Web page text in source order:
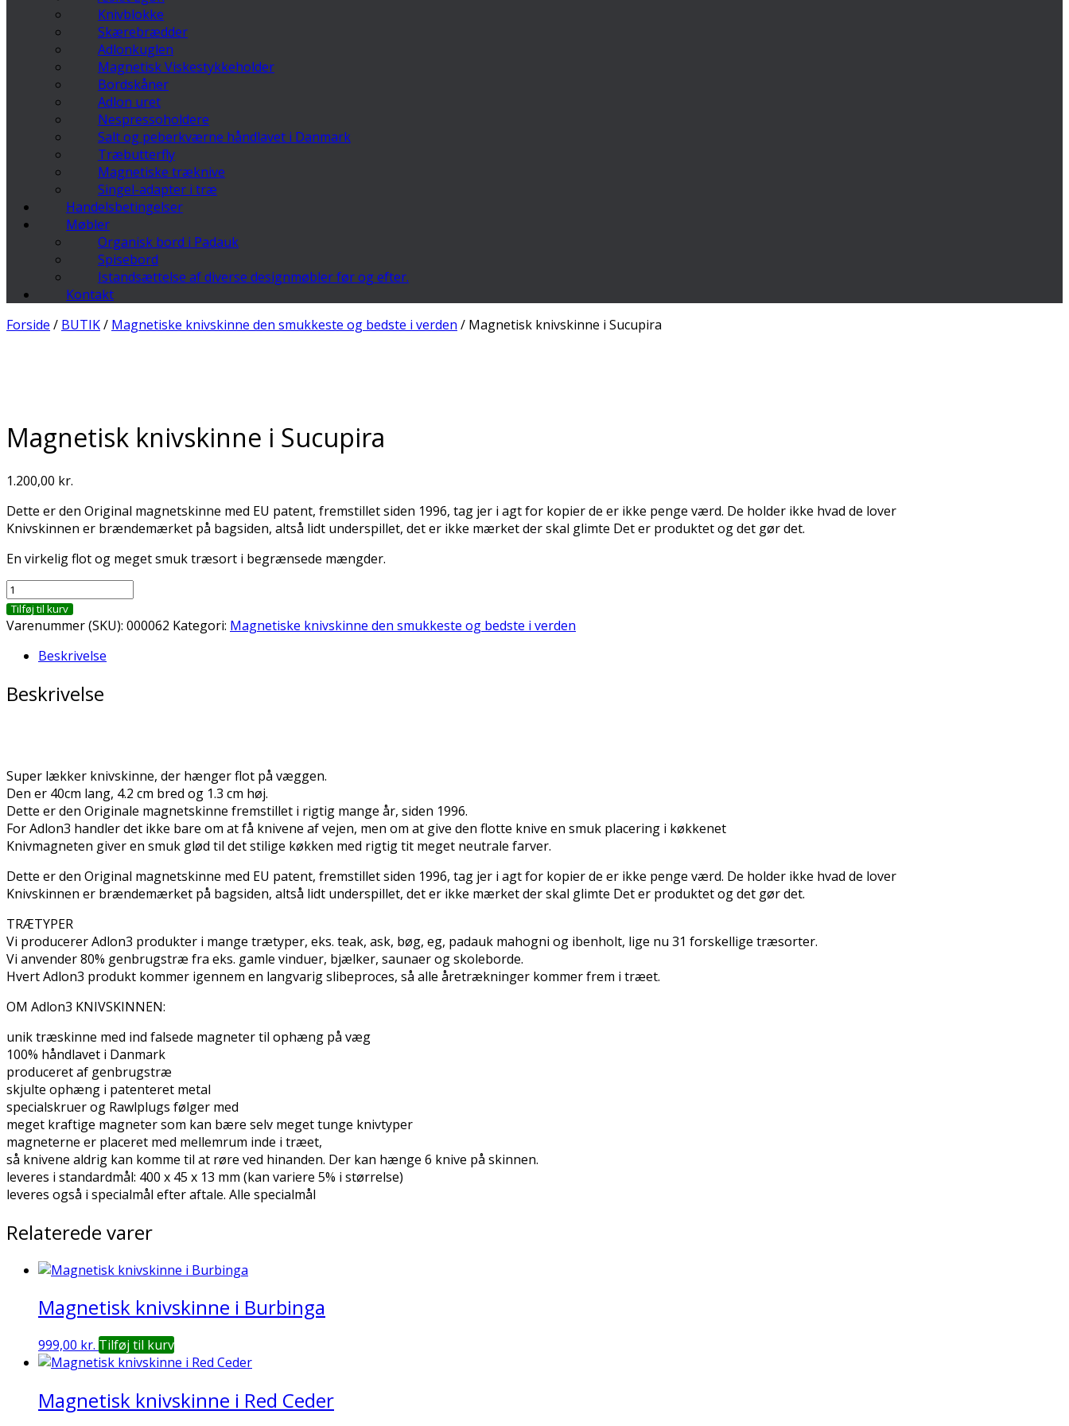
Knivblokke
Skærebrædder
Adlonkuglen
Magnetisk Viskestykkeholder
Bordskåner
Adlon uret
Nespressoholdere
Salt og peberkværne håndlavet i Danmark
Træbutterfly
Magnetiske træknive
Singel-adapter i træ
Handelsbetingelser
Møbler
Organisk bord i Padauk
Spisebord
Istandsættelse af diverse designmøbler før og efter.
Kontakt
Forside / BUTIK/ Magnetiske knivskinne den smukkeste og bedste i verden / Magnetisk knivskinne i Sucupira
Magnetisk knivskinne i Sucupira
1.200,00 kr.
Dette er den Original magnetskinne med EU patent, fremstillet siden 1996, tag jer i agt for kopier de er ikke penge værd. De holder ikke hvad de lover
Knivskinnen er brændemærket på bagsiden, altså lidt underspillet, det er ikke mærket der skal glimte Det er produktet og det gør det.
En virkelig flot og meget smuk træsort i begrænsede mængder.
Magnetisk
knivskinne
i
antal
Tilføj til kurv
Varenummer (SKU): 000062 Kategori: Magnetiske knivskinne den smukkeste og bedste i verden
Beskrivelse
Beskrivelse
Super lækker knivskinne, der hænger flot på væggen.
Den er 40cm lang, 4.2 cm bred og 1.3 cm høj.
Dette er den Originale magnetskinne fremstillet i rigtig mange år, siden 1996.
For Adlon3 handler det ikke bare om at få knivene af vejen, men om at give den flotte knive en smuk placering i køkkenet
Knivmagneten giver en smuk glød til det stilige køkken med rigtig tit meget neutrale farver.
Dette er den Original magnetskinne med EU patent, fremstillet siden 1996, tag jer i agt for kopier de er ikke penge værd. De holder ikke hvad de lover
Knivskinnen er brændemærket på bagsiden, altså lidt underspillet, det er ikke mærket der skal glimte Det er produktet og det gør det.
TRÆTYPER
Vi producerer Adlon3 produkter i mange trætyper, eks. teak, ask, bøg, eg, padauk mahogni og ibenholt, lige nu 31 forskellige træsorter.
Vi anvender 80% genbrugstræ fra eks. gamle vinduer, bjælker, saunaer og skoleborde.
Hvert Adlon3 produkt kommer igennem en langvarig slibeproces, så alle åretrækninger kommer frem i træet.
OM Adlon3 KNIVSKINNEN:
unik træskinne med ind falsede magneter til ophæng på væg
100% håndlavet i Danmark
produceret af genbrugstræ
skjulte ophæng i patenteret metal
specialskruer og Rawlplugs følger med
meget kraftige magneter som kan bære selv meget tunge knivtyper
magneterne er placeret med mellemrum inde i træet,
så knivene aldrig kan komme til at røre ved hinanden. Der kan hænge 6 knive på skinnen.
leveres i standardmål: 400 x 45 x 13 mm (kan variere 5% i størrelse)
leveres også i specialmål efter aftale. Alle specialmål
Relaterede varer
Magnetisk knivskinne i Burbinga
999,00 kr. Tilføj til kurv
Magnetisk knivskinne i Red Ceder